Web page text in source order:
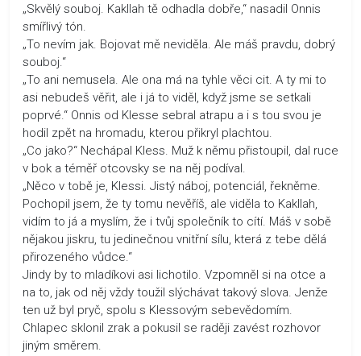
„Skvělý souboj. Kakllah tě odhadla dobře,“ nasadil Onnis
smířlivý tón.
„To nevím jak. Bojovat mě neviděla. Ale máš pravdu, dobrý
souboj.“
„To ani nemusela. Ale ona má na tyhle věci cit. A ty mi to
asi nebudeš věřit, ale i já to viděl, když jsme se setkali
poprvé.“ Onnis od Klesse sebral atrapu a i s tou svou je
hodil zpět na hromadu, kterou přikryl plachtou.
„Co jako?“ Nechápal Kless. Muž k němu přistoupil, dal ruce
v bok a téměř otcovsky se na něj podíval.
„Něco v tobě je, Klessi. Jistý náboj, potenciál, řekněme.
Pochopil jsem, že ty tomu nevěříš, ale viděla to Kakllah,
vidím to já a myslím, že i tvůj společník to cítí. Máš v sobě
nějakou jiskru, tu jedinečnou vnitřní sílu, která z tebe dělá
přirozeného vůdce.“
Jindy by to mladíkovi asi lichotilo. Vzpomněl si na otce a
na to, jak od něj vždy toužil slýchávat takový slova. Jenže
ten už byl pryč, spolu s Klessovým sebevědomím.
Chlapec sklonil zrak a pokusil se raději zavést rozhovor
jiným směrem.